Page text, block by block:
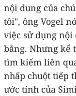
nội dung của
tôi", ông Vogel
việc sử dụng nội
bằng. Nhưng kể
tìm kiếm liên
nhấp chuột tiếp
ước tính của